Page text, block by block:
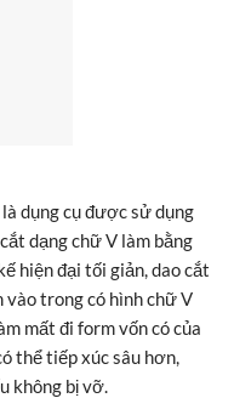
dụng cụ được sử dụng
dạng chữ V làm bằng
hiện đại tối giản, dao cắt
vào trong có hình chữ V
mất đi form vốn có của
thể tiếp xúc sâu hơn,
không bị vỡ.